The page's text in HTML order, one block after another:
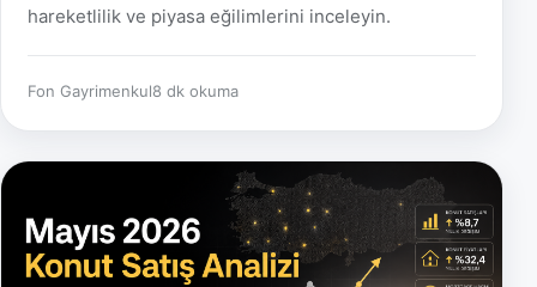
hareketlilik ve piyasa eğilimlerini inceleyin.
Fon Gayrimenkul8 dk okuma